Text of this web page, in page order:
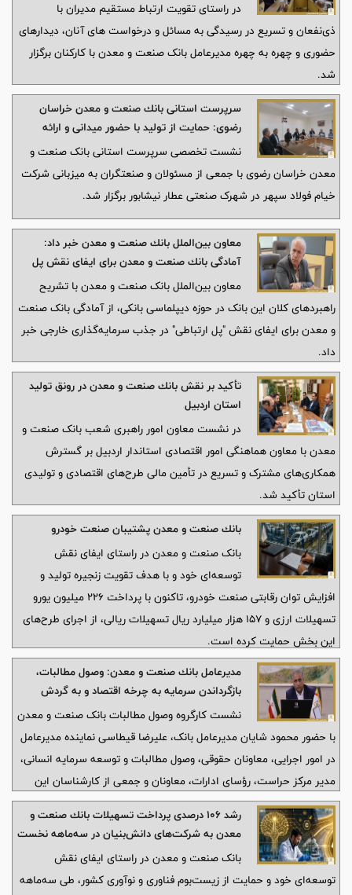
در راستای تقویت ارتباط مستقیم مدیران با
ذی‌نفعان و تسریع در رسیدگی به مسائل و درخواست های آنان، دیدارهای
حضوری و چهره به چهره مدیرعامل بانک صنعت و معدن با کارکنان برگزار
شد.
سرپرست استانی بانك صنعت و معدن خراسان
رضوی: حمایت از تولید با حضور میدانی و ارائه
راهكارهای مالی شتاب می‌گیرد
نشست تخصصی سرپرست استانی بانک صنعت و
معدن خراسان رضوی با جمعی از مسئولان و صنعتگران به میزبانی شرکت
خیام فولاد سپهر در شهرک صنعتی عطار نیشابور برگزار شد.
معاون بین‌الملل بانك صنعت و معدن خبر داد:
آمادگی بانك صنعت و معدن برای ایفای نقش پل
ارتباطی در جذب سرمایه‌گذاری خارجی
معاون بین‌الملل بانک صنعت و معدن با تشریح
راهبردهای کلان این بانک در حوزه دیپلماسی بانکی، از آمادگی بانک صنعت
و معدن برای ایفای نقش "پل ارتباطی" در جذب سرمایه‌گذاری خارجی خبر
داد.
تأكید بر نقش بانك صنعت و معدن در رونق تولید
استان اردبیل
در نشست معاون امور راهبری شعب بانک صنعت و
معدن با معاون هماهنگی امور اقتصادی استاندار اردبیل بر گسترش
همکاری‌های مشترک و تسریع در تأمین مالی طرح‌های اقتصادی و تولیدی
استان تأکید شد.
بانك صنعت و معدن پشتیبان صنعت خودرو
بانک صنعت و معدن در راستای ایفای نقش
توسعه‌ای خود و با هدف تقویت زنجیره تولید و
افزایش توان رقابتی صنعت خودرو، تاکنون با پرداخت ۲۲۶ میلیون یورو
تسهیلات ارزی و ۱۵۷ هزار میلیارد ریال تسهیلات ریالی، از اجرای طرح‌های
این بخش حمایت کرده است.
مدیرعامل بانك صنعت و معدن: وصول مطالبات،
بازگرداندن سرمایه به چرخه اقتصاد و به گردش
درآوردن مجدد چرخ تولید و اشتغال است
نشست کارگروه وصول مطالبات بانک صنعت و معدن
با حضور محمود شایان مدیرعامل بانک، علیرضا قیطاسی نماینده مدیرعامل
در امور اجرایی، معاونان حقوقی، وصول مطالبات و توسعه سرمایه انسانی،
مدیر مرکز حراست، رؤسای ادارات، معاونان و جمعی از کارشناسان این
حوزه برگزار شد.
رشد ۱۰۶ درصدی پرداخت تسهیلات بانك صنعت و
معدن به شركت‌های دانش‌بنیان در سه‌ماهه نخست
سال جاری
بانک صنعت و معدن در راستای ایفای نقش
توسعه‌ای خود و حمایت از زیست‌بوم فناوری و نوآوری کشور، طی سه‌ماهه